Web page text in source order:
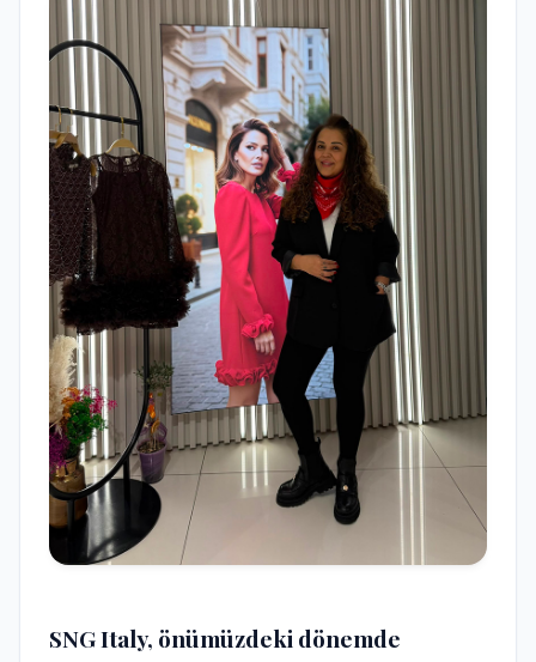
SNG Italy, önümüzdeki dönemde